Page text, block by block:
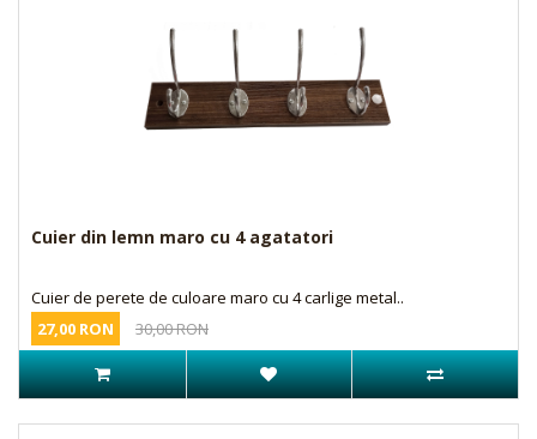
Cuier din lemn maro cu 4 agatatori
Cuier de perete de culoare maro cu 4 carlige metal..
27,00 RON
30,00 RON